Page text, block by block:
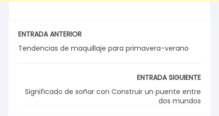
ENTRADA ANTERIOR
Tendencias de maquillaje para primavera-verano
ENTRADA SIGUIENTE
Significado de soñar con Construir un puente entre
dos mundos